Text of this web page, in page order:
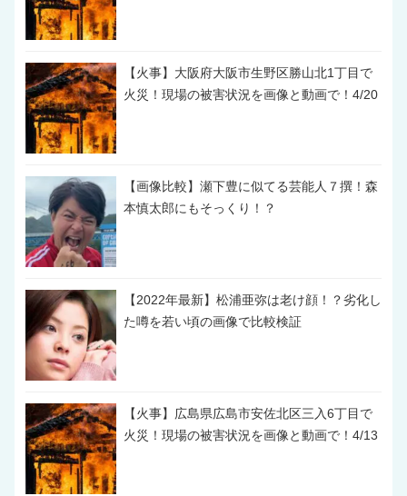
【火事】大阪府大阪市生野区勝山北1丁目で
火災！現場の被害状況を画像と動画で！4/20
【画像比較】瀬下豊に似てる芸能人７撰！森
本慎太郎にもそっくり！？
【2022年最新】松浦亜弥は老け顔！？劣化し
た噂を若い頃の画像で比較検証
【火事】広島県広島市安佐北区三入6丁目で
火災！現場の被害状況を画像と動画で！4/13